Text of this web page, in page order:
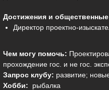
Достижения и
Директор проектно-
Чем могу помочь:
прохождение гос. и не гос.
Запрос клубу: развитие;
Хобби: рыбалка